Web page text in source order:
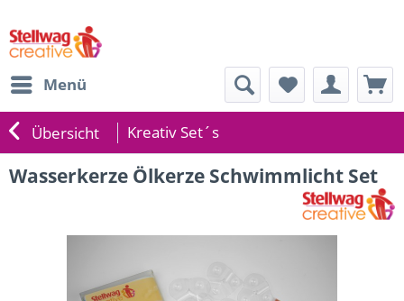
Menü
Übersicht Kreativ Set´s
Wasserkerze Ölkerze Schwimmlicht Set